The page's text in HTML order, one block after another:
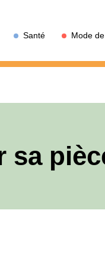
Santé Mode
sa